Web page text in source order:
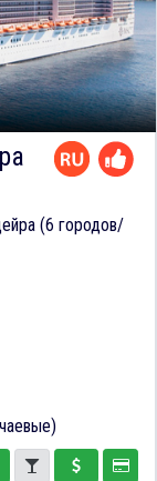
(6 городов/